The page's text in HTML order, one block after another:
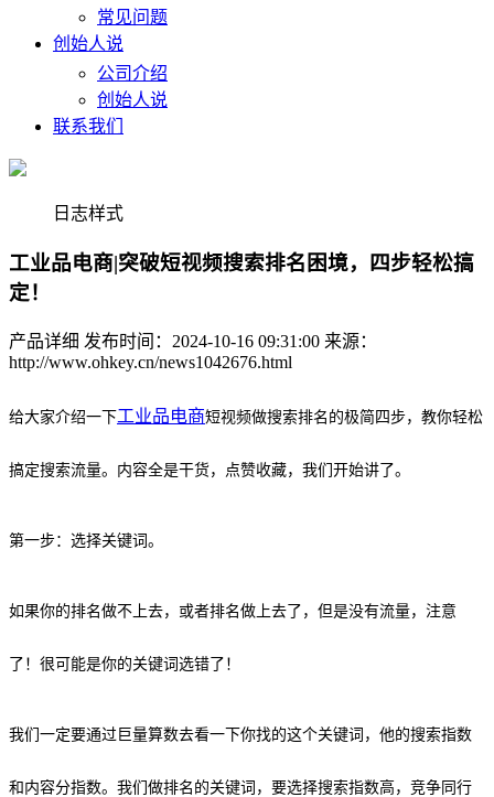
常见问题
创始人说
公司介绍
创始人说
联系我们
日志样式
工业品电商|突破短视频搜索排名困境，四步轻松搞
定！
产品详细 发布时间：2024-10-16 09:31:00 来源：
http://www.ohkey.cn/news1042676.html
给大家介绍一下工业品电商短视频做搜索排名的极简四步，教你轻松
搞定搜索流量。内容全是干货，点赞收藏，我们开始讲了。
第一步：选择关键词。
如果你的排名做不上去，或者排名做上去了，但是没有流量，注意
了！很可能是你的关键词选错了！
我们一定要通过巨量算数去看一下你找的这个关键词，他的搜索指数
和内容分指数。我们做排名的关键词，要选择搜索指数高，竞争同行